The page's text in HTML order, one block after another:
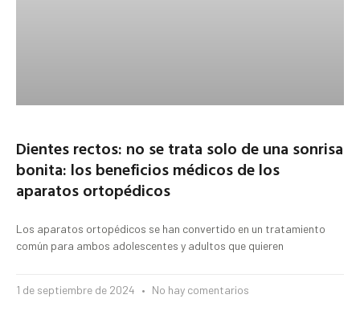
Dientes rectos: no se trata solo de una sonrisa
bonita: los beneficios médicos de los
aparatos ortopédicos
Los aparatos ortopédicos se han convertido en un tratamiento
común para ambos adolescentes y adultos que quieren
1 de septiembre de 2024 No hay comentarios